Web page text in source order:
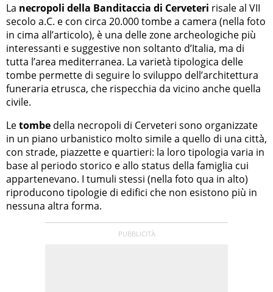
La necropoli della Banditaccia di Cerveteri risale al VII
secolo a.C. e con circa 20.000 tombe a camera (nella foto
in cima all’articolo), è una delle zone archeologiche più
interessanti e suggestive non soltanto d’Italia, ma di
tutta l’area mediterranea. La varietà tipologica delle
tombe permette di seguire lo sviluppo dell’architettura
funeraria etrusca, che rispecchia da vicino anche quella
civile.
Letombe della necropoli di Cerveteri sono organizzate
in un piano urbanistico molto simile a quello di una città,
con strade, piazzette e quartieri: la loro tipologia varia in
base al periodo storico e allo status della famiglia cui
appartenevano. I tumuli stessi (nella foto qua in alto)
riproducono tipologie di edifici che non esistono più in
nessuna altra forma.